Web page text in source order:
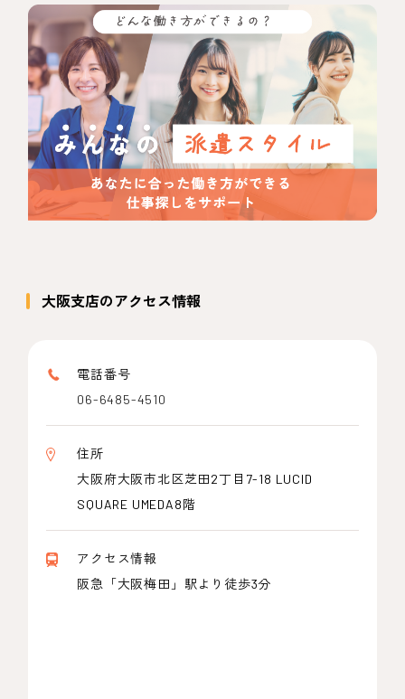
大阪支店のアクセス情報
電話番号
06-6485-4510
住所
大阪府大阪市北区芝田2丁目7-18 LUCID
SQUARE UMEDA8階
アクセス情報
阪急「大阪梅田」駅より徒歩3分